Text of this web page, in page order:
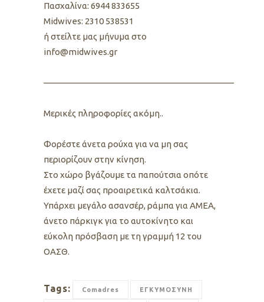
Πασχαλίνα: 6944 833655
Midwives: 2310 538531
ή στείλτε μας μήνυμα στο
info@midwives.gr
—————————————————————–
Μερικές πληροφορίες ακόμη..
Φορέστε άνετα ρούχα για να μη σας
περιορίζουν στην κίνηση.
Στο χώρο βγάζουμε τα παπούτσια οπότε
έχετε μαζί σας προαιρετικά καλτσάκια.
Υπάρχει μεγάλο ασανσέρ, ράμπα για ΑΜΕΑ,
άνετο πάρκιγκ για το αυτοκίνητο και
εύκολη πρόσβαση με τη γραμμή 12 του
OΑΣΘ.
Tags: Comadres ΕΓΚΥΜΟΣΥΝΗ